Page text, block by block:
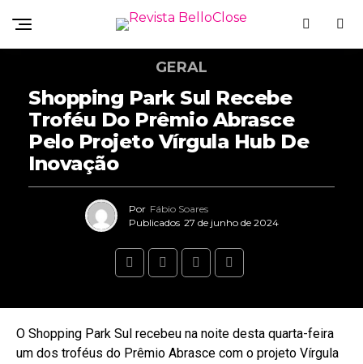
GERAL
Shopping Park Sul Recebe
Troféu Do Prêmio Abrasce
Pelo Projeto Vírgula Hub De
Inovação
Por Fábio Soares
Publicados 27 de junho de 2024
O Shopping Park Sul recebeu na noite desta quarta-feira
um dos troféus do Prêmio Abrasce com o projeto Vírgula